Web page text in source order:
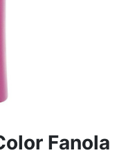
Fanola